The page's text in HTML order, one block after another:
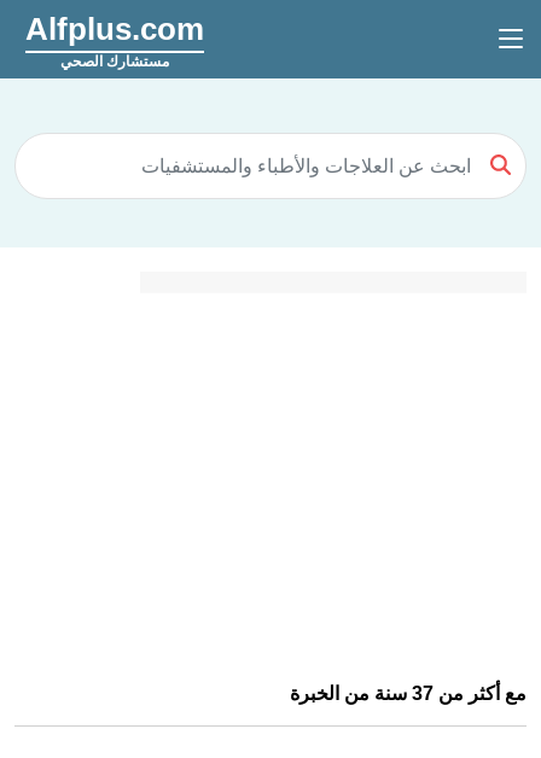
Alfplus.com
مستشارك الصحي
مع أكثر من 37 سنة من الخبرة